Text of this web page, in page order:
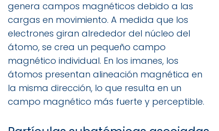
genera campos magnéticos debido a las
cargas en movimiento. A medida que los
electrones giran alrededor del núcleo del
átomo, se crea un pequeño campo
magnético individual. En los imanes, los
átomos presentan alineación magnética en
la misma dirección, lo que resulta en un
campo magnético más fuerte y perceptible.